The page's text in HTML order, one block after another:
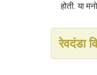
होती. या
रेवदंडा